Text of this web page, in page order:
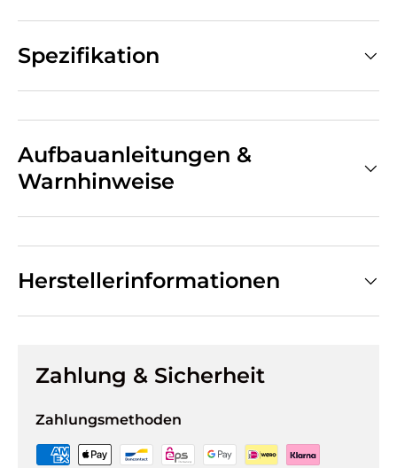
Spezifikation
Aufbauanleitungen &
Warnhinweise
Herstellerinformationen
Zahlung & Sicherheit
Zahlungsmethoden